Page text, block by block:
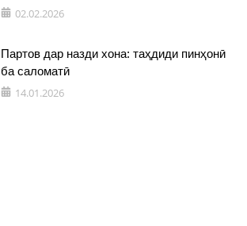
02.02.2026
Партов дар назди хона: таҳдиди пинҳонӣ
ба саломатӣ
14.01.2026